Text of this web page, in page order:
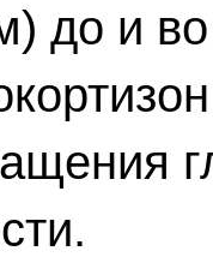
до и